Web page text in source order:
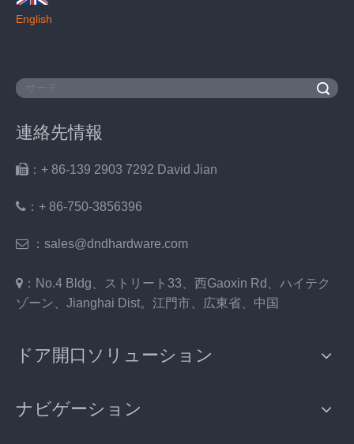
English
連絡先情報
 ：+ 86-139 2903 7292 David Jian
： + 86-750-3856396
 ：sales@dndhardware.com
 ：No.4 Bldg、ストリート33、西Gaoxin Rd、ハイテク
ゾーン、Jianghai Dist。江門市、広東省、中国
ドア開口ソリューション
ナビゲーション